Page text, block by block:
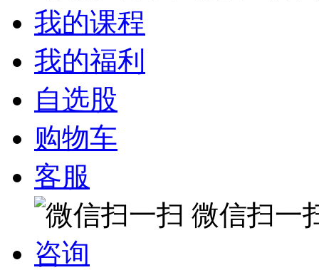
我的课程
我的福利
自选股
购物车
客服
微信扫一
咨询